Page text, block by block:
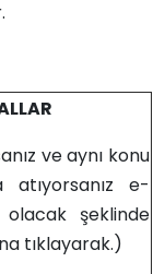
ve aynı konu
e-
şeklinde
tıklayarak.)